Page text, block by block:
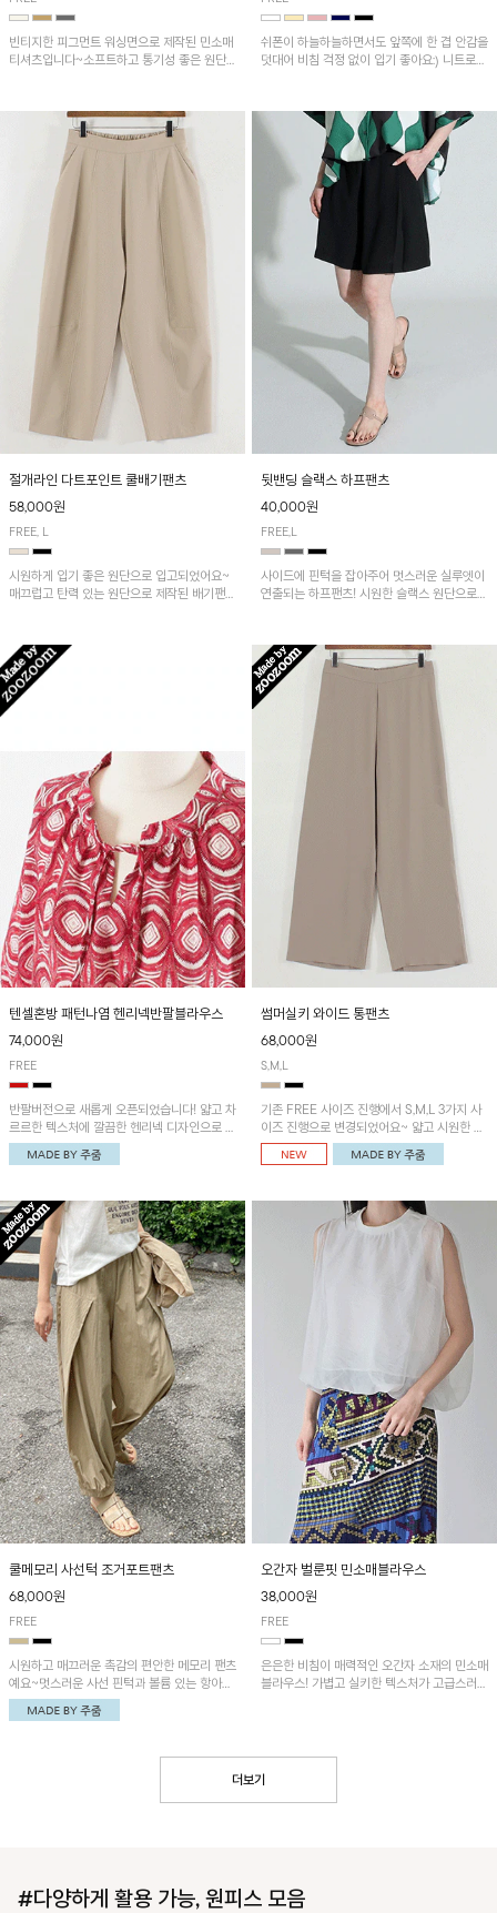
빈티지한 피그먼트 워싱면으로 제작된 민소매
티셔츠입니다~소프트하고 통기성 좋은 원단
쉬폰이 하늘하늘하면서도 앞쪽에 한 겹 안감을
덧대어 비침 걱정 없이 입기 좋아요:) 니트로
절개라인 다트포인트 쿨배기팬츠
58,000원
FREE, L
시원하게 입기 좋은 원단으로 입고되었어요~
매끄럽고 탄력 있는 원단으로 제작된 배기팬츠
뒷밴딩 슬랙스 하프팬츠
40,000원
FREE,L
사이드에 핀턱을 잡아주어 멋스러운 실루엣이
연출되는 하프팬츠! 시원한 슬랙스 원단으로
텐셀혼방 패턴나염 헨리넥반팔블라우스
74,000원
FREE
반팔버전으로 새롭게 오픈되었습니다! 얇고 차
르르한 텍스처에 깔끔한 헨리넥 디자인으로 제
작된 블라우스예요~볼륨감있는 소매 셔링과
세련된 나염패턴으로 유니크한 매력 UP!
썸머실키 와이드 통팬츠
68,000원
S,M,L
기존 FREE 사이즈 진행에서 S,M,L 3가지 사
이즈 진행으로 변경되었어요~ 얇고 시원한 원
단으로 제작된 와이드팬츠! 베이직한 디자인으
로 코디 활용도가 높은 아이템이에요~
쿨메모리 사선턱 조거포트팬츠
68,000원
FREE
시원하고 매끄러운 촉감의 편안한 메모리 팬츠
예요~멋스러운 사선 핀턱과 볼륨 있는 항아리
핏이 유니크한 아이템!
오간자 벌룬핏 민소매블라우스
38,000원
FREE
은은한 비침이 매력적인 오간자 소재의 민소매
블라우스! 가볍고 실키한 텍스처가 고급스러운
더보기
#다양하게 활용 가능, 원피스 모음